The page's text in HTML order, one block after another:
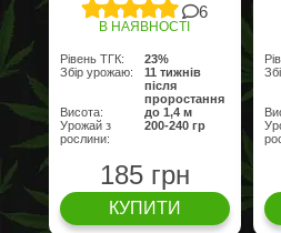
6
В НАЯВНОСТІ
Рівень ТГК:
23%
Збір урожаю:
11 тижнів
після
проростання
Висота:
до 1,4 м
Урожай з
рослини:
200-240 гр
185 грн
КУПИТИ